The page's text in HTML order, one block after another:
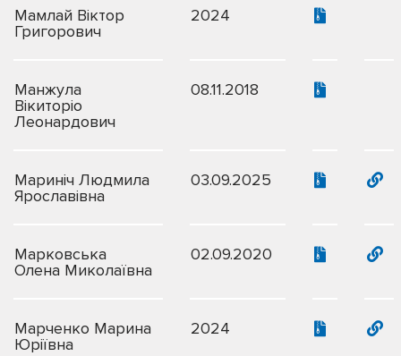
Мамлай Віктор
Григорович
2024
Манжула
Вікиторіо
Леонардович
08.11.2018
Мариніч Людмила
Ярославівна
03.09.2025
Марковська
Олена Миколаївна
02.09.2020
Марченко Марина
Юріївна
2024